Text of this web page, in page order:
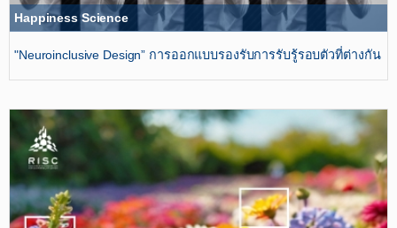
Happiness Science
"Neuroinclusive Design”​ การออกแบบรองรับการรับรู้รอบตัวที่ต่างกัน​